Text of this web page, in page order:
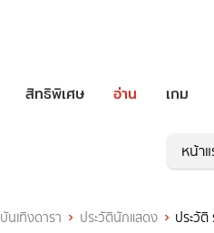
สิทธิพิเศษ อ่าน เกม
หน้า
บันเทิงดารา ประวัตินักแสดง ประวั